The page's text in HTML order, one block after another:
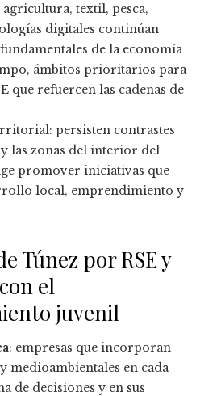
agricultura, textil, pesca,
digitales continúan
de la economía
ámbitos prioritarios para
que refuercen las cadenas de
persisten contrastes
las zonas del interior del
promover iniciativas que
local, emprendimiento y
Túnez por RSE y
el
juvenil
: empresas que incorporan
medioambientales en cada
de decisiones y en sus